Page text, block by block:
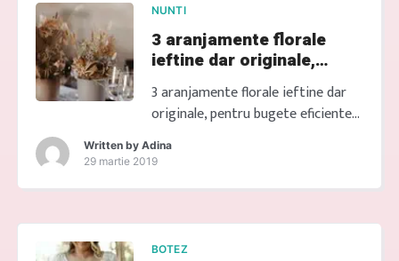
cererea pentru anumite flori […]
NUNTI
3 aranjamente florale
ieftine dar originale,
pentru bugete eficiente la
nunta
3 aranjamente florale ieftine dar
originale, pentru bugete eficiente
la nunta Dacă ai un buget mic și
vrei o nuntă originală, departe de
eficiente în aranjamente florale și
accesorii de decor potrivite.
Written by Adina
29 martie 2019
BOTEZ